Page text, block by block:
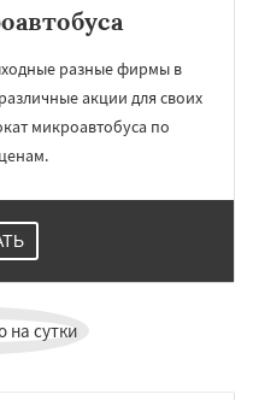
разные фирмы в
акции для своих
микроавтобуса по